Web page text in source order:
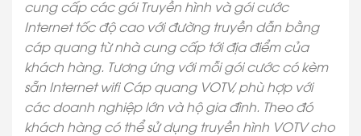
cung cấp các gói Truyền hình và gói cước
Internet tốc độ cao với đường truyền dẫn bằng
cáp quang từ nhà cung cấp tới địa điểm của
khách hàng. Tương ứng với mỗi gói cước có kèm
sẵn Internet wifi Cáp quang VOTV, phù hợp với
các doanh nghiệp lớn và hộ gia đình. Theo đó
khách hàng có thể sử dụng truyền hình VOTV cho